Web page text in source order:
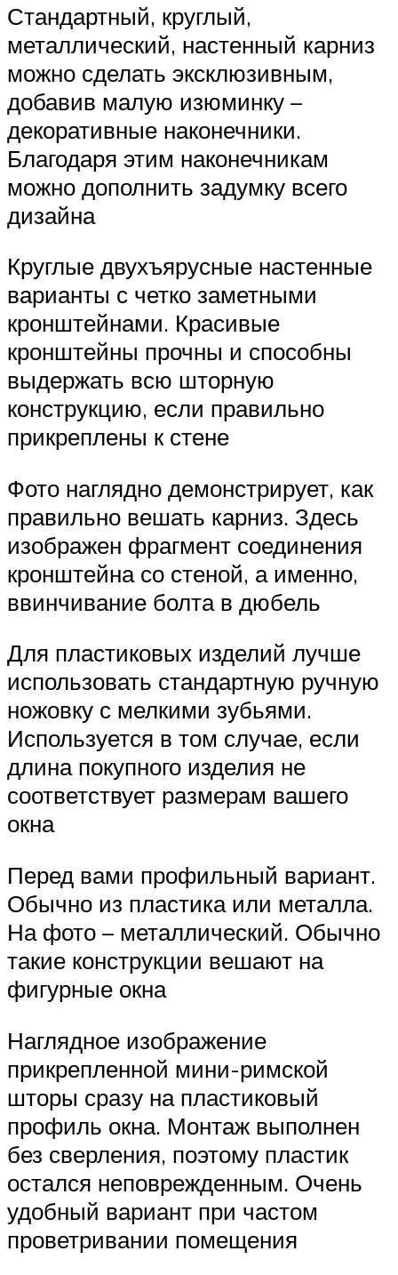
Стандартный, круглый,
металлический, настенный карниз
можно сделать эксклюзивным,
добавив малую изюминку –
декоративные наконечники.
Благодаря этим наконечникам
можно дополнить задумку всего
дизайна
Круглые двухъярусные настенные
варианты с четко заметными
кронштейнами. Красивые
кронштейны прочны и способны
выдержать всю шторную
конструкцию, если правильно
прикреплены к стене
Фото наглядно демонстрирует, как
правильно вешать карниз. Здесь
изображен фрагмент соединения
кронштейна со стеной, а именно,
ввинчивание болта в дюбель
Для пластиковых изделий лучше
использовать стандартную ручную
ножовку с мелкими зубьями.
Используется в том случае, если
длина покупного изделия не
соответствует размерам вашего
окна
Перед вами профильный вариант.
Обычно из пластика или металла.
На фото – металлический. Обычно
такие конструкции вешают на
фигурные окна
Наглядное изображение
прикрепленной мини-римской
шторы сразу на пластиковый
профиль окна. Монтаж выполнен
без сверления, поэтому пластик
остался неповрежденным. Очень
удобный вариант при частом
проветривании помещения